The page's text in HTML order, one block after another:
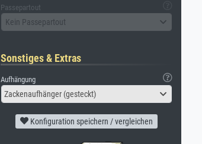
Passepartout
Kein Passepartout
Sonstiges & Extras
Aufhängung
Zackenaufhänger (gesteckt)
Konfiguration speichern / vergleichen